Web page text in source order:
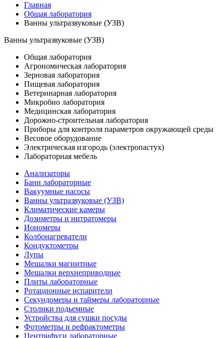
Главная
Общая лаборатория
Ванны ультразвуковые (УЗВ)
Ванны ультразвуковые (УЗВ)
Общая лаборатория
Агрономическая лаборатория
Зерновая лаборатория
Пищевая лаборатория
Ветеринарная лаборатория
Микробио лаборатория
Медицинская лаборатория
Дорожно-строительная лаборатория
Приборы для контроля параметров окружающей среды
Весовое оборудование
Электрическая изгородь (электропастух)
Лабораторная мебель
Анализаторы
Бани лабораторные
Вакуумные насосы
Ванны ультразвуковые (УЗВ)
Климатические камеры
Дозиметры и нитратомеры
Иономеры
Колбонагреватели
Кондуктометры
Лупы
Мешалки магнитные
Мешалки верхнеприводные
Плиты лабораторные
Ротационные испарители
Секундомеры и таймеры лабораторные
Столики подьемные
Устройства для сушки посуды
Фотометры и рефрактометры
Центрифуги лабораторные